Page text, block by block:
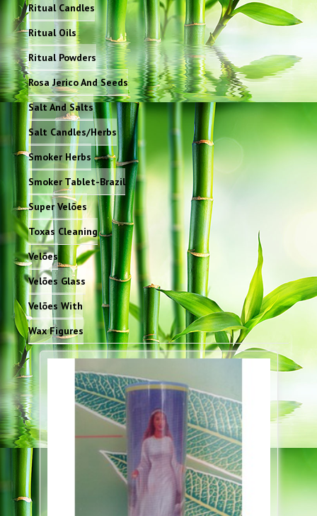
Ritual Candles
Ritual Oils
Ritual Powders
Rosa Jerico And Seeds
Salt And Salts
Salt Candles/Herbs
Smoker Herbs
Smoker Tablet-Brazil
Super Velões
Toxas Cleaning
Velões
Velões Glass
Velões With
Wax Figures